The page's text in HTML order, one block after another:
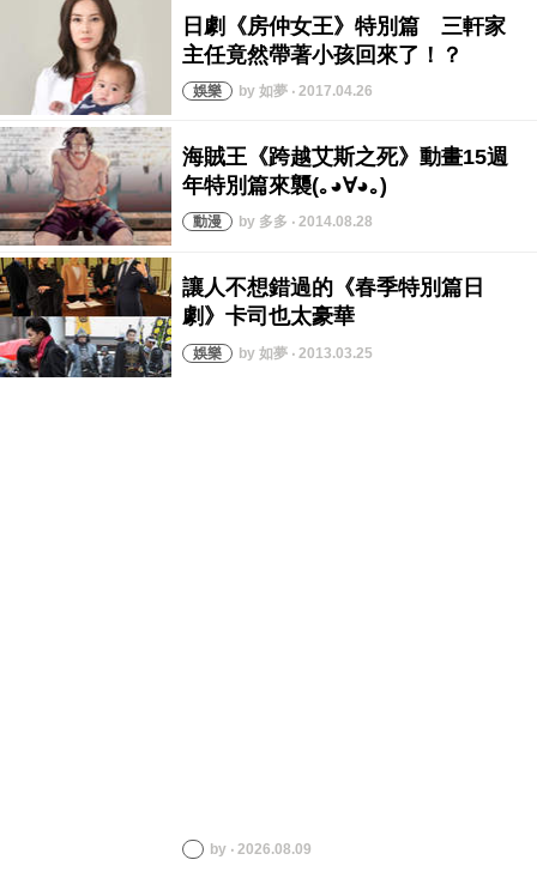
by 如夢 ‧ 2017.04.26
by 多多 ‧ 2014.08.28
by 如夢 ‧ 2013.03.25
by ‧ 2026.08.09